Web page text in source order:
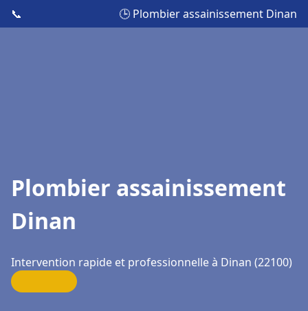
📞 🕒 Plombier assainissement Dinan
Plombier assainissement
Dinan
Intervention rapide et professionnelle à Dinan (22100)